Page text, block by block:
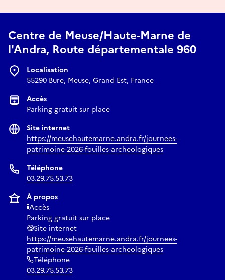
Centre de Meuse/Haute-Marne de
l'Andra, Route départementale 960
Localisation
55290 Bure, Meuse, Grand Est, France
Accès
Parking gratuit sur place
Site internet
https://meusehautemarne.andra.fr/journees-
patrimoine-2026-fouilles-archeologiques
Téléphone
03.29.75.53.73
À propos
Accès
Parking gratuit sur place
Site internet
https://meusehautemarne.andra.fr/journees-
patrimoine-2026-fouilles-archeologiques
Téléphone
03.29.75.53.73